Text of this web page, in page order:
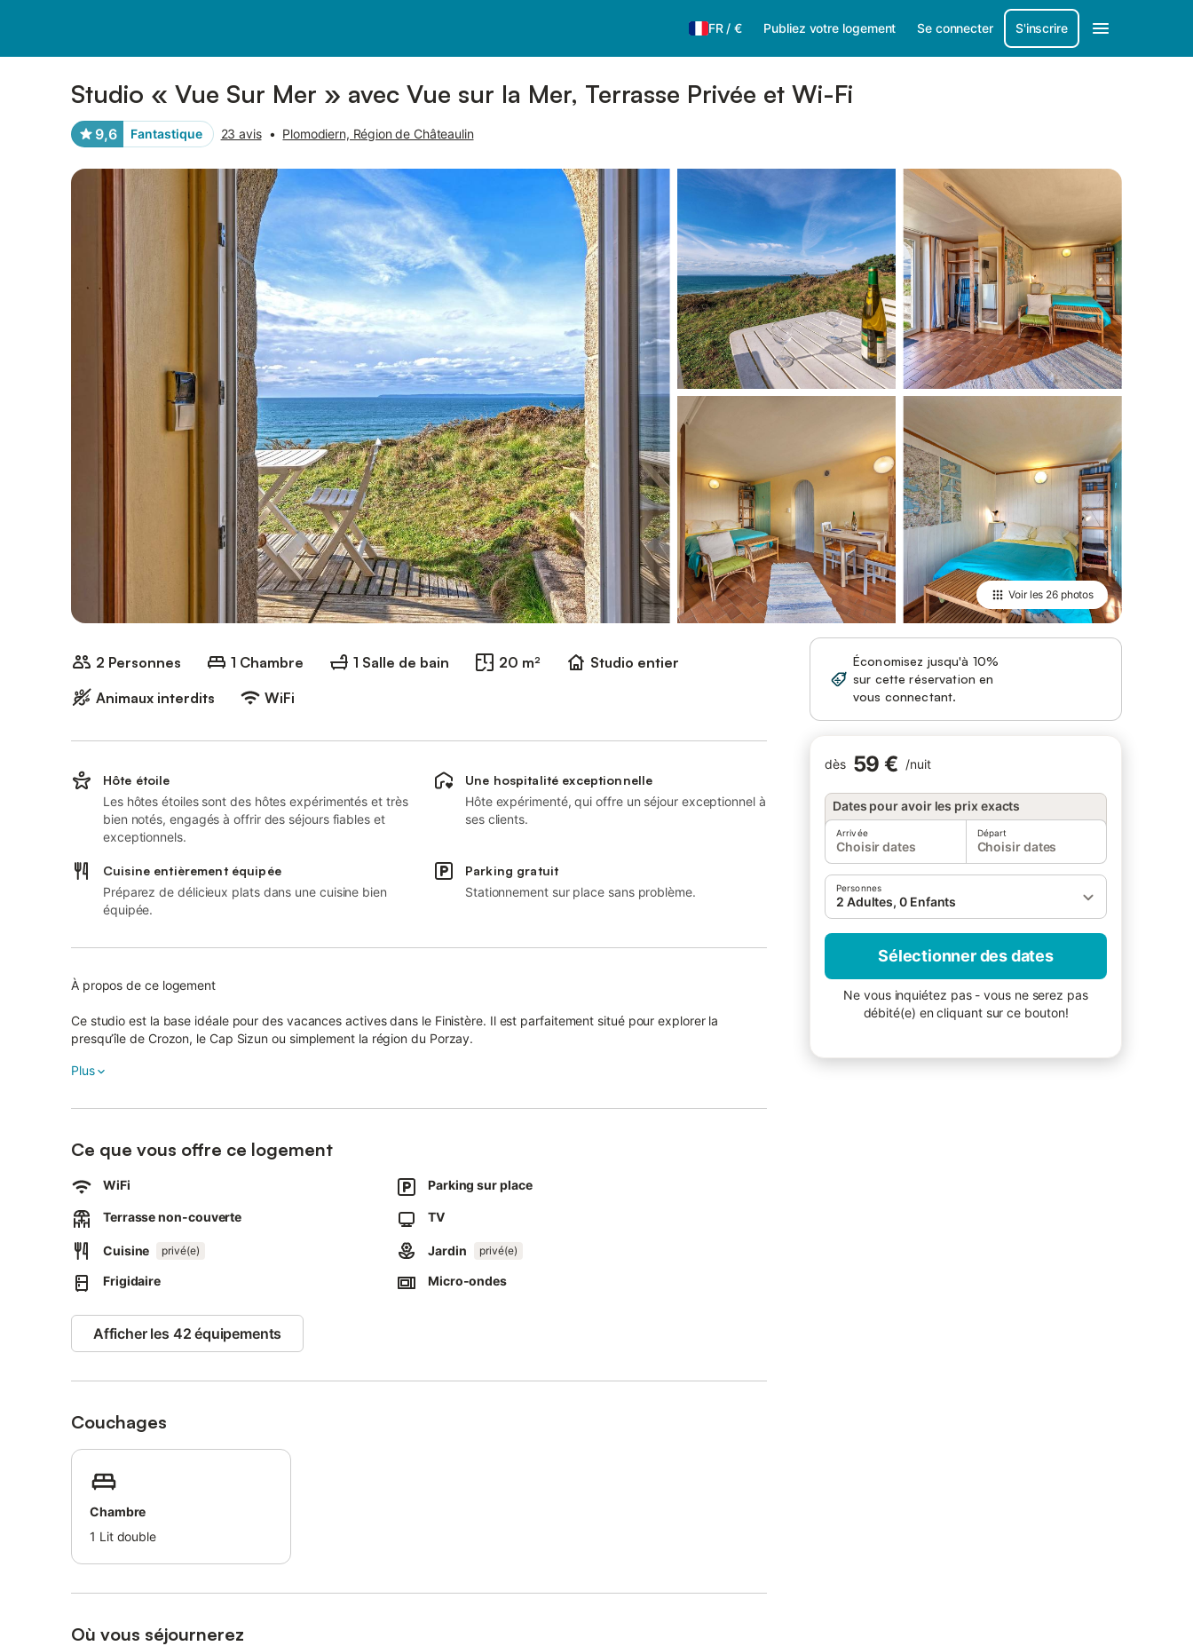
FR/€ Publiez votre logement Se connecter S'inscrire
Studio « Vue Sur Mer » avec Vue sur la Mer, Terrasse Privée et Wi-Fi
9,6 Fantastique 23 avis • Plomodiern, Région de Châteaulin
Voir les 26 photos
2 Personnes 1 Chambre 1 Salle de bain 20 m²
Studio entier
Animaux interdits
WiFi
Économisez jusqu'à 10%
sur cette réservation en
vous connectant.
dès 59 € /nuit
Dates pour avoir les prix exacts
Arrivée
Choisir dates
Départ
Choisir dates
Personnes
2 Adultes, 0 Enfants
Sélectionner des dates
Ne vous inquiétez pas - vous ne serez pas
débité(e) en cliquant sur ce bouton!
Hôte étoile
Les hôtes étoiles sont des hôtes expérimentés et très
bien notés, engagés à offrir des séjours fiables et
exceptionnels.
Une hospitalité exceptionnelle
Hôte expérimenté, qui offre un séjour exceptionnel à
ses clients.
Cuisine entièrement équipée
Préparez de délicieux plats dans une cuisine bien
équipée.
Parking gratuit
Stationnement sur place sans problème.
À propos de ce logement
Ce studio est la base idéale pour des vacances actives dans le Finistère. Il est parfaitement situé pour explorer la
presqu’île de Crozon, le Cap Sizun ou simplement la région du Porzay.
Profitez des plages, falaises, forêts et landes en découvrant le cœur de la Bretagne.
Le studio de 20 m² se trouve au premier étage d’une grande maison habitée, construite directement sur la falaise.
comme la bruyère et la lande.
Le studio dispose de sa propre entrée privée et d’une place de parking pour une voiture.
La petite cuisine ouverte, avec une belle vue sur la baie de Douarnenez, comprend un coin repas.
Autres informations :
Cinq kilomètres après Plomodiern en direction de la plage de Lestrevet, prenez la route de la Pointe de Lestrevet à droite
(un cul-de-sac) avant d’arriver au restaurant et à la plage de Lestrevet.
Plus
Ce que vous offre ce logement
WiFi Parking sur place
Terrasse non-couverte TV
Cuisine privé(e) Jardin privé(e)
Frigidaire Micro-ondes
Afficher les 42 équipements
Couchages
Chambre
1 Lit double
Où vous séjournerez